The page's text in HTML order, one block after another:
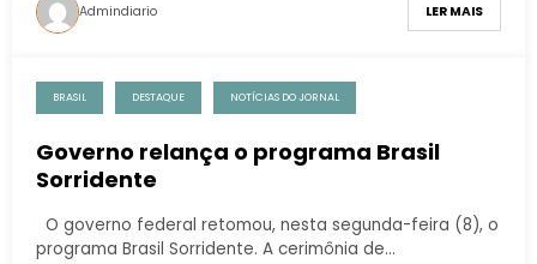
Admindiario LER MAIS
BRASIL DESTAQUE NOTÍCIAS DO JORNAL
Governo relança o programa Brasil
Sorridente
O governo federal retomou, nesta segunda-feira (8), o
programa Brasil Sorridente. A cerimônia de…